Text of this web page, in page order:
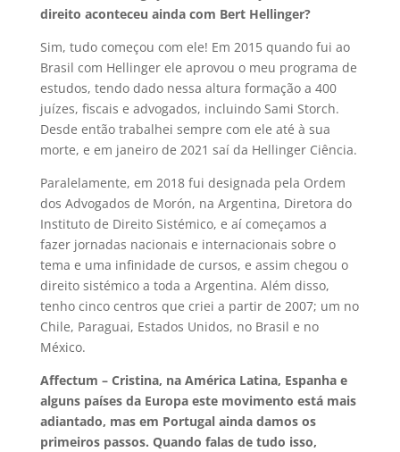
direito aconteceu ainda com Bert Hellinger?
Sim, tudo começou com ele! Em 2015 quando fui ao
Brasil com Hellinger ele aprovou o meu programa de
estudos, tendo dado nessa altura formação a 400
juízes, fiscais e advogados, incluindo Sami Storch.
Desde então trabalhei sempre com ele até à sua
morte, e em janeiro de 2021 saí da Hellinger Ciência.
Paralelamente, em 2018 fui designada pela Ordem
dos Advogados de Morón, na Argentina, Diretora do
Instituto de Direito Sistémico, e aí começamos a
fazer jornadas nacionais e internacionais sobre o
tema e uma infinidade de cursos, e assim chegou o
direito sistémico a toda a Argentina. Além disso,
tenho cinco centros que criei a partir de 2007; um no
Chile, Paraguai, Estados Unidos, no Brasil e no
México.
Affectum – Cristina, na América Latina, Espanha e
alguns países da Europa este movimento está mais
adiantado, mas em Portugal ainda damos os
primeiros passos. Quando falas de tudo isso,